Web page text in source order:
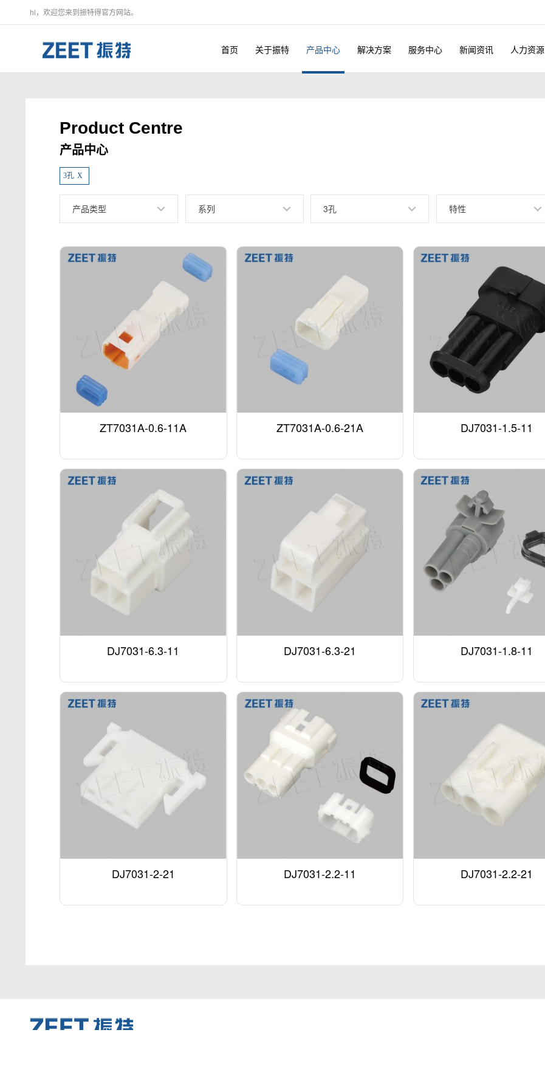
hi，欢迎您来到振特得官方网站。
首页 关于振特 产品中心 解决方案 服务中心 新闻资讯 人力资源
Product Centre
产品中心
3孔 X
产品类型 系列 3孔 特性
ZT7031A-0.6-11A ZT7031A-0.6-21A DJ7031-1.5-11
DJ7031-6.3-11 DJ7031-6.3-21 DJ7031-1.8-11
DJ7031-2-21 DJ7031-2.2-11 DJ7031-2.2-21